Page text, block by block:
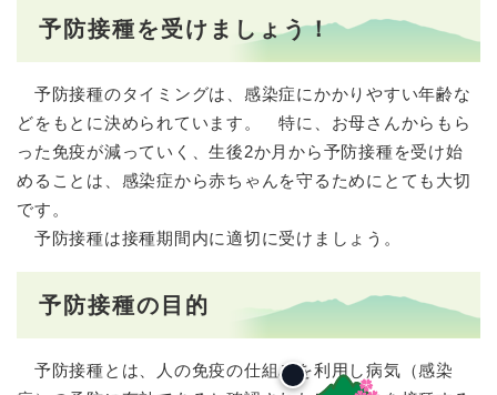
予防接種を受けましょう！
予防接種のタイミングは、感染症にかかりやすい年齢な
どをもとに決められています。 特に、お母さんからもら
った免疫が減っていく、生後2か月から予防接種を受け始
めることは、感染症から赤ちゃんを守るためにとても大切
です。
予防接種は接種期間内に適切に受けましょう。
予防接種の目的
予防接種とは、人の免疫の仕組みを利用し病気（感染